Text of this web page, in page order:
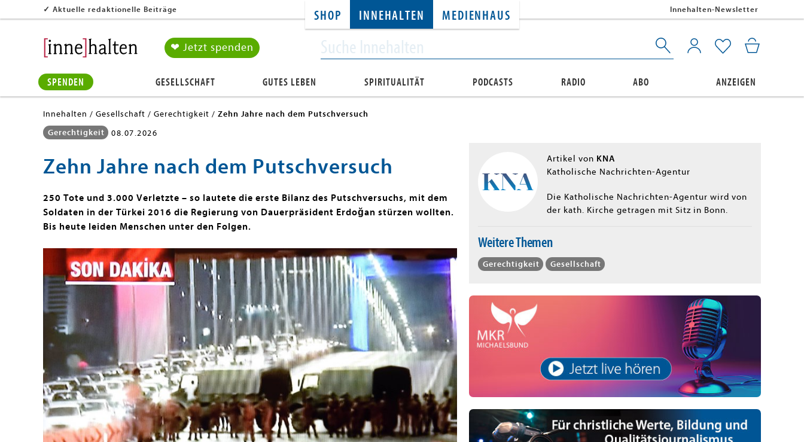
SHOP INNEHALTEN MEDIENHAUS
✓ Aktuelle redaktionelle Beiträge Innehalten-Newsletter
❤ Jetzt spenden
SPENDEN GESELLSCHAFT GUTES LEBEN SPIRITUALITÄT PODCASTS RADIO ABO ANZEIGEN
Innehalten Gesellschaft Gerechtigkeit
Zehn Jahre nach dem Putschversuch
Gerechtigkeit
08.07.2026
Zehn Jahre nach dem Putschversuch
250 Tote und 3.000 Verletzte – so lautete die erste Bilanz des Putschversuchs, mit dem
Soldaten in der Türkei 2016 die Regierung von Dauerpräsident Erdoğan stürzen wollten.
Bis heute leiden Menschen unter den Folgen.
Artikel von KNA
Katholische Nachrichten-Agentur
Die Katholische Nachrichten-Agentur wird von
der kath. Kirche getragen mit Sitz in Bonn.
Weitere Themen
Gerechtigkeit Gesellschaft